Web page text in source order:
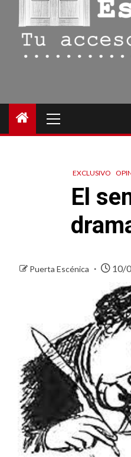
principal
EXCLUSIVO
El
Puerta Escénica 10/